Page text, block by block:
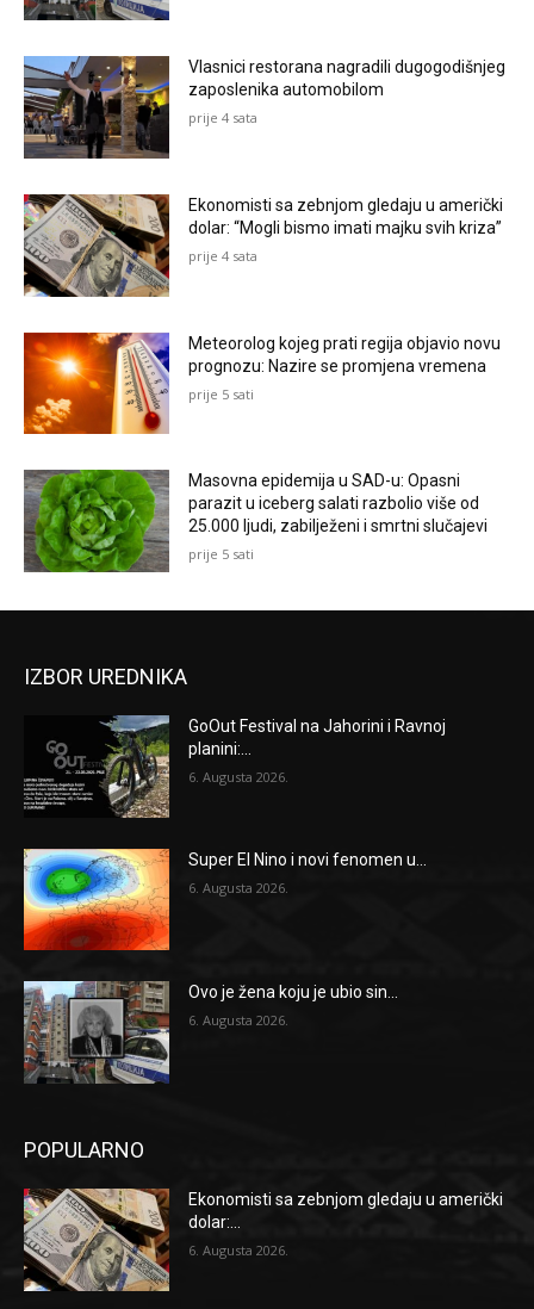
Vlasnici restorana nagradili dugogodišnjeg
zaposlenika automobilom
prije 4 sata
Ekonomisti sa zebnjom gledaju u američki
dolar: “Mogli bismo imati majku svih kriza”
prije 4 sata
Meteorolog kojeg prati regija objavio novu
prognozu: Nazire se promjena vremena
prije 5 sati
Masovna epidemija u SAD-u: Opasni
parazit u iceberg salati razbolio više od
25.000 ljudi, zabilježeni i smrtni slučajevi
prije 5 sati
IZBOR UREDNIKA
GoOut Festival na Jahorini i Ravnoj
planini:...
6. Augusta 2026.
Super El Nino i novi fenomen u...
6. Augusta 2026.
Ovo je žena koju je ubio sin...
6. Augusta 2026.
POPULARNO
Ekonomisti sa zebnjom gledaju u američki
dolar:...
6. Augusta 2026.